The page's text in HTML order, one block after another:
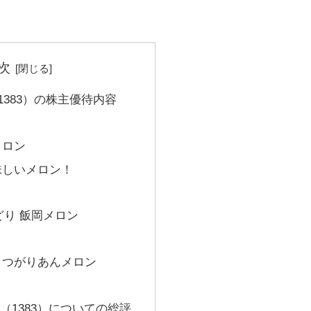
）の株主優待内容
ン
いメロン！
り 飯岡メロン
がりあんメロン